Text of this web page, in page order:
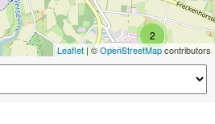
2
Leaflet| ©OpenStreetMapcontributors